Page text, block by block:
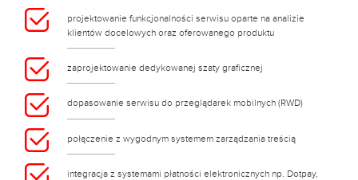
projektowanie funkcjonalności serwisu oparte na analizie
klientów docelowych oraz oferowanego produktu
zaprojektowanie dedykowanej szaty graficznej
dopasowanie serwisu do przeglądarek mobilnych (RWD)
połączenie z wygodnym systemem zarządzania treścią
integracja z systemami płatności elektronicznych np. Dotpay,